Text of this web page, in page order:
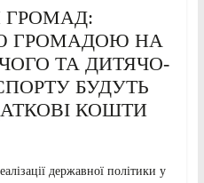
ГРОМАДОЮ НА
ТА ДИТЯЧО-
БУДУТЬ
КОШТИ
державної політики у